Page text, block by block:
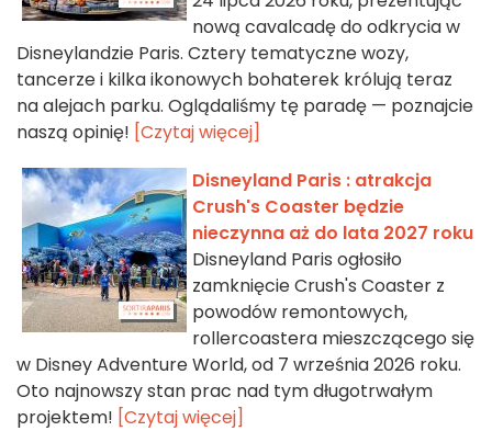
nową cavalcadę do odkrycia w
Disneylandzie Paris. Cztery tematyczne wozy,
tancerze i kilka ikonowych bohaterek królują teraz
na alejach parku. Oglądaliśmy tę paradę — poznajcie
naszą opinię! [Czytaj więcej]
Disneyland Paris : atrakcja
Crush's Coaster będzie
nieczynna aż do lata 2027 roku
Disneyland Paris ogłosiło
zamknięcie Crush's Coaster z
powodów remontowych,
rollercoastera mieszczącego się
w Disney Adventure World, od 7 września 2026 roku.
Oto najnowszy stan prac nad tym długotrwałym
projektem! [Czytaj więcej]